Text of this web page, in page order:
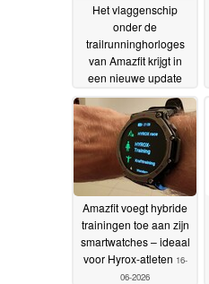
Het vlaggenschip
onder de
trailrunninghorloges
van Amazfit krijgt in
een nieuwe update
Hyrox-trainingstools en
slimmere
energiebijhouding18-
06-2026
Amazfit voegt hybride
trainingen toe aan zijn
smartwatches – ideaal
voor Hyrox-atleten 16-
06-2026